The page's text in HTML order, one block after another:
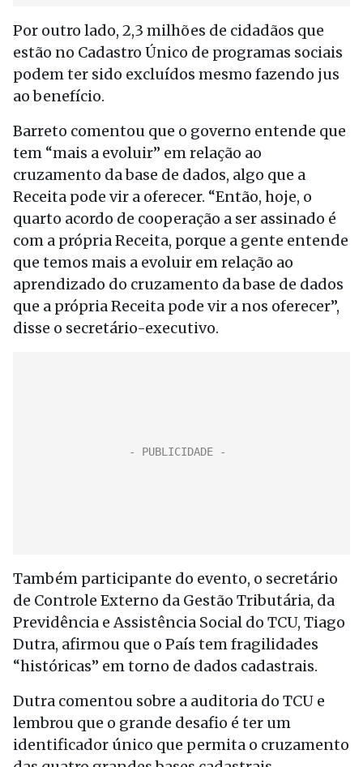
Por outro lado, 2,3 milhões de cidadãos que
estão no Cadastro Único de programas sociais
podem ter sido excluídos mesmo fazendo jus
ao benefício.
Barreto comentou que o governo entende que
tem “mais a evoluir” em relação ao
cruzamento da base de dados, algo que a
Receita pode vir a oferecer. “Então, hoje, o
quarto acordo de cooperação a ser assinado é
com a própria Receita, porque a gente entende
que temos mais a evoluir em relação ao
aprendizado do cruzamento da base de dados
que a própria Receita pode vir a nos oferecer”,
disse o secretário-executivo.
Também participante do evento, o secretário
de Controle Externo da Gestão Tributária, da
Previdência e Assistência Social do TCU, Tiago
Dutra, afirmou que o País tem fragilidades
“históricas” em torno de dados cadastrais.
Dutra comentou sobre a auditoria do TCU e
lembrou que o grande desafio é ter um
identificador único que permita o cruzamento